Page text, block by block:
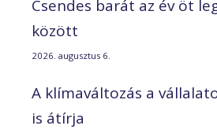
Csendes barát az év öt
között
2026. augusztus 6.
A klímaváltozás a
is átírja